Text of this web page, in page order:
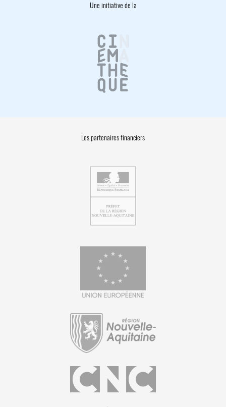
Une initiative de la
Les partenaires financiers